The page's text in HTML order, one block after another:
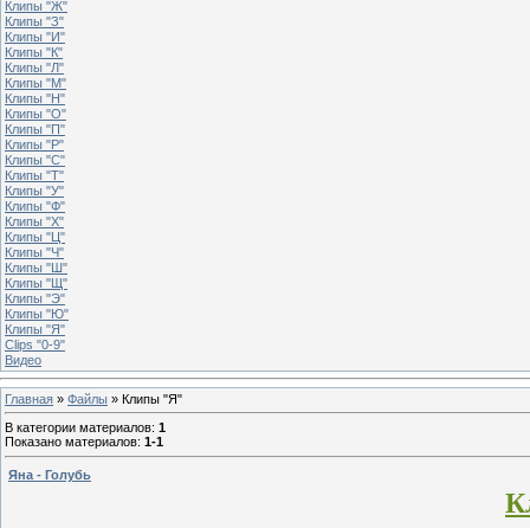
Клипы "Ж"
Клипы "З"
Клипы "И"
Клипы "К"
Клипы "Л"
Клипы "М"
Клипы "Н"
Клипы "О"
Клипы "П"
Клипы "Р"
Клипы "С"
Клипы "Т"
Клипы "У"
Клипы "Ф"
Клипы "Х"
Клипы "Ц"
Клипы "Ч"
Клипы "Ш"
Клипы "Щ"
Клипы "Э"
Клипы "Ю"
Клипы "Я"
Clips "0-9"
Видео
Главная » Файлы » Клипы "Я"
В категории материалов: 1
Показано материалов: 1-1
Яна - Голубь